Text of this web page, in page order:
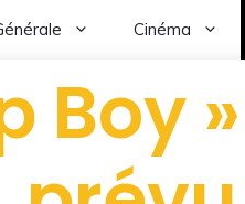
Cinéma
Boy